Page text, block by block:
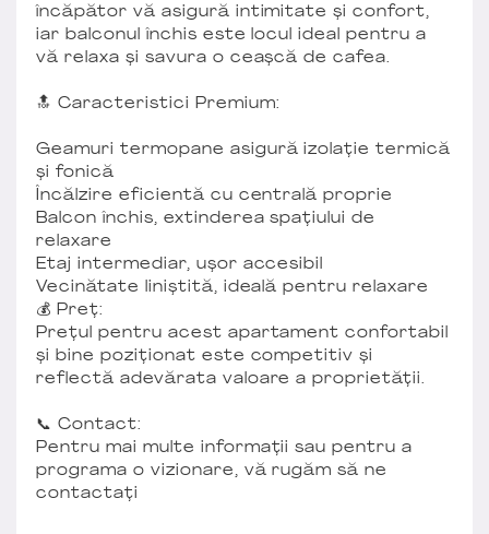
încăpător vă asigură intimitate și confort,
iar balconul închis este locul ideal pentru a
vă relaxa și savura o ceașcă de cafea.
🔝 Caracteristici Premium:
Geamuri termopane asigură izolație termică
și fonică
Încălzire eficientă cu centrală proprie
Balcon închis, extinderea spațiului de
relaxare
Etaj intermediar, ușor accesibil
Vecinătate liniștită, ideală pentru relaxare
💰 Preț:
Prețul pentru acest apartament confortabil
și bine poziționat este competitiv și
reflectă adevărata valoare a proprietății.
📞 Contact:
Pentru mai multe informații sau pentru a
programa o vizionare, vă rugăm să ne
contactați